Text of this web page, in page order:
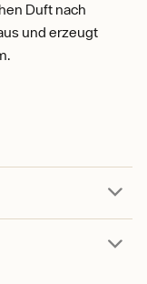
Duft nach
und erzeugt